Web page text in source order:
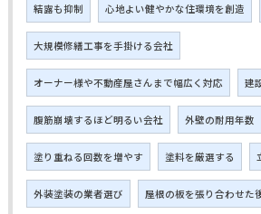
結露も抑制 心地よい健やかな住環境を創造
大規模修繕工事を手掛ける会社
オーナー様や不動産屋さんまで幅広く対応 建
腹筋崩壊するほど明るい会社 外壁の耐用年数
塗り重ねる回数を増やす 塗料を厳選する
外装塗装の業者選び 屋根の板を張り合わせた